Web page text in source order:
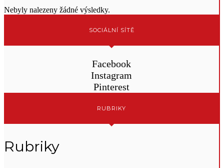
Nebyly nalezeny žádné výsledky.
SOCIÁLNÍ SÍTĚ
Facebook
Instagram
Pinterest
RUBRIKY
Rubriky